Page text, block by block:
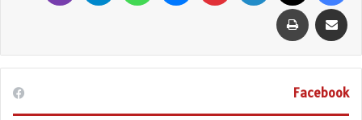
مشاركة عبر البريد طباعة
Facebook